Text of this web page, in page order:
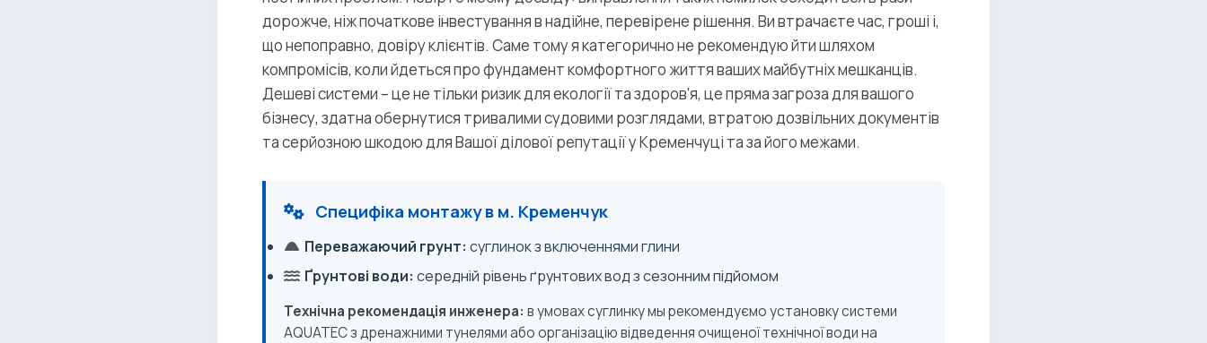
дорожче, ніж початкове інвестування в надійне, перевірене рішення. Ви втрачаєте час, гроші і,
що непоправно, довіру клієнтів. Саме тому я категорично не рекомендую йти шляхом
компромісів, коли йдеться про фундамент комфортного життя ваших майбутніх мешканців.
Дешеві системи – це не тільки ризик для екології та здоров'я, це пряма загроза для вашого
бізнесу, здатна обернутися тривалими судовими розглядами, втратою дозвільних документів
та серйозною шкодою для Вашої ділової репутації у Кременчуці та за його межами.
Специфіка монтажу в м. Кременчук
Переважаючий грунт: суглинок з включеннями глини
Ґрунтові води: середній рівень ґрунтових вод з сезонним підйомом
Технічна рекомендація инженера: в умовах суглинку мы рекомендуємо установку системи
AQUATEC з дренажними тунелями або організацію відведення очищеної технічної води на